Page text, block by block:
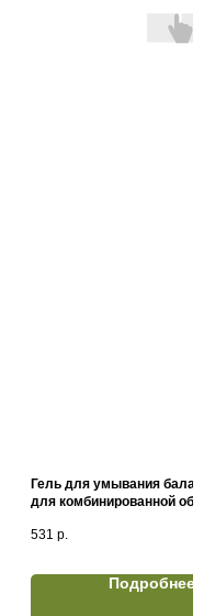
Гель для умывания
для комбинированной
531 р.
Подробнее